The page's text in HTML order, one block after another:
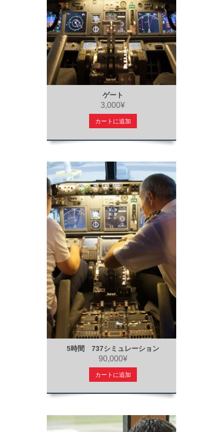
ゲート
3,000¥
カートに追加
5時間 737シミュレーション
90,000¥
カートに追加